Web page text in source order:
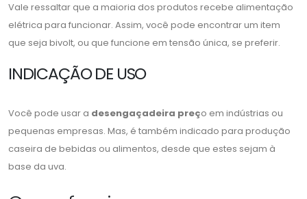
Vale ressaltar que a maioria dos produtos recebe alimentação
elétrica para funcionar. Assim, você pode encontrar um item
que seja bivolt, ou que funcione em tensão única, se preferir.
INDICAÇÃO DE USO
Você pode usar a desengaçadeira preço em indústrias ou
pequenas empresas. Mas, é também indicado para produção
caseira de bebidas ou alimentos, desde que estes sejam à
base da uva.